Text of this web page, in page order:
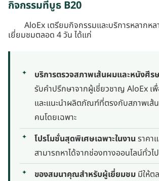
กิจกรรมที่บูธ B20
AloEx เตรียมกิจกรรมและบริการหลากห
เยี่ยมชมตลอด 4 วัน ได้แก่
บริการตรวจสภาพเส้นผมและหนังศีร
รับคำปรึกษาจากผู้เชี่ยวชาญ AloEx
และแนะนำผลิตภัณฑ์ที่ตรงกับสภาพเส้
คนโดยเฉพาะ
โปรโมชั่นสุดพิเศษเฉพาะในงาน ราคา
สามารถหาได้จากช่องทางออนไลน์ทั่วไป
ของสมนาคุณสำหรับผู้เยี่ยมชมมีให้ต